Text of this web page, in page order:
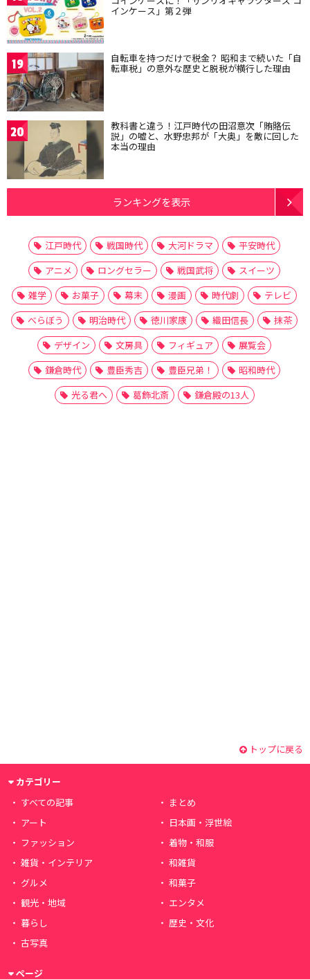
インケース」第２弾
19 自転車を持つだけで税金？ 昭和まで続いた「自
転車税」の意外な歴史と脱税が横行した理由
20 教科書と違う！江戸時代の田沼意次「賄賂伝
説」の嘘と、水野忠邦が「大奥」を敵に回した
本当の理由
ランキングを表示
江戸時代 戦国時代 大河ドラマ
平安時代
アニメ
ロングセラー 戦国武将
スイーツ
雑学
お菓子 幕末 漫画 時代劇
テレビ
べらぼう
明治時代 徳川家康 織田信長
抹茶
デザイン
文房具 フィギュア
展覧会
鎌倉時代
豊臣秀吉 豊臣兄弟！
昭和時代
光る君へ
葛飾北斎 鎌倉殿の13人
トップに戻る
カテゴリー
すべての記事
まとめ
アート
日本画・浮世絵
ファッション
着物・和服
雑貨・インテリア
和雑貨
グルメ
和菓子
観光・地域
エンタメ
暮らし
歴史・文化
古写真
ページ